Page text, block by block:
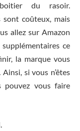
du rasoir.
sont coûteux, mais
allez sur Amazon
ce
la marque vous
si vous n’êtes
pouvez vous faire